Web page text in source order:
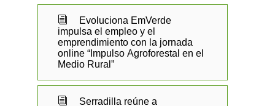
i
impulsa el empleo y el
emprendimiento con la jornada
online “Impulso Agroforestal en el
Medio Rural”
i